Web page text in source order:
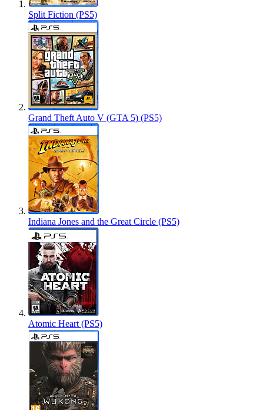
Split Fiction (PS5)
Grand Theft Auto V (GTA 5) (PS5)
Indiana Jones and the Great Circle (PS5)
Atomic Heart (PS5)